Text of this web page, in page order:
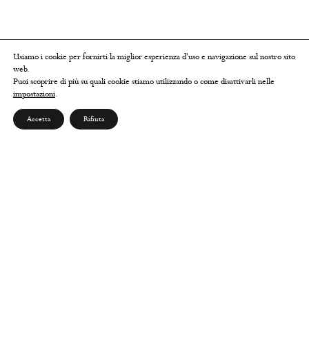
Usiamo i cookie per fornirti la miglior esperienza d'uso e navigazione sul nostro sito
web.
Puoi scoprire di più su quali cookie stiamo utilizzando o come disattivarli nelle
impostazioni.
Accetta Rifiuta